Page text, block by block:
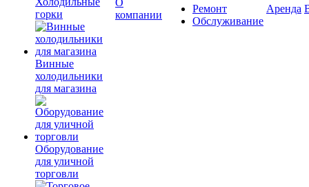
горки
Винные
холодильники
для магазина
Оборудование
для уличной
торговли
О
компании
Ремонт
Обслуживание
Аренда